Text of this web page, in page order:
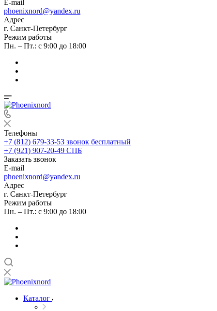
E-mail
phoenixnord@yandex.ru
Адрес
г. Санкт-Петербург
Режим работы
Пн. – Пт.: с 9:00 до 18:00
Телефоны
+7 (812) 679-33-53 звонок бесплатный
+7 (921) 907-20-49 СПБ
Заказать звонок
E-mail
phoenixnord@yandex.ru
Адрес
г. Санкт-Петербург
Режим работы
Пн. – Пт.: с 9:00 до 18:00
Каталог